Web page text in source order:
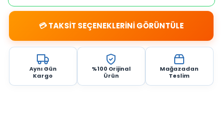
💳 TAKSİT SEÇENEKLERİNİ GÖRÜNTÜLE
Aynı Gün
Kargo
%100 Orijinal
Ürün
Mağazadan
Teslim